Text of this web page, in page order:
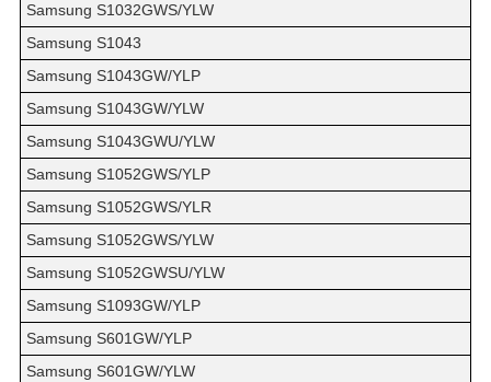
Samsung S1032GWS/YLW
Samsung S1043
Samsung S1043GW/YLP
Samsung S1043GW/YLW
Samsung S1043GWU/YLW
Samsung S1052GWS/YLP
Samsung S1052GWS/YLR
Samsung S1052GWS/YLW
Samsung S1052GWSU/YLW
Samsung S1093GW/YLP
Samsung S601GW/YLP
Samsung S601GW/YLW